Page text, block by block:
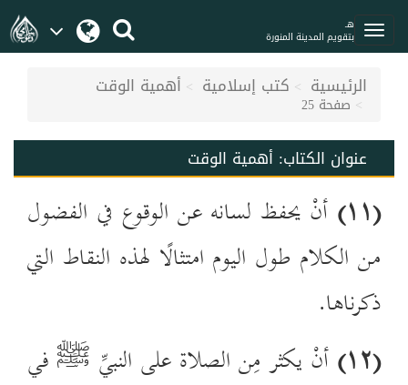
هـ
بتقويم المدينة المنورة
الرئيسية كتب إسلامية أهمية الوقت
صفحة 25
عنوان الكتاب: أهمية الوقت
(۱۱) أنْ يحفظ لسانه عن الوقوع في الفضول
من الكلام طول اليوم امتثالًا لهذه النقاط التي
ذكرناها.
(۱۲) أنْ يكثر مِن الصلاة على النبيِّ ﷺ في